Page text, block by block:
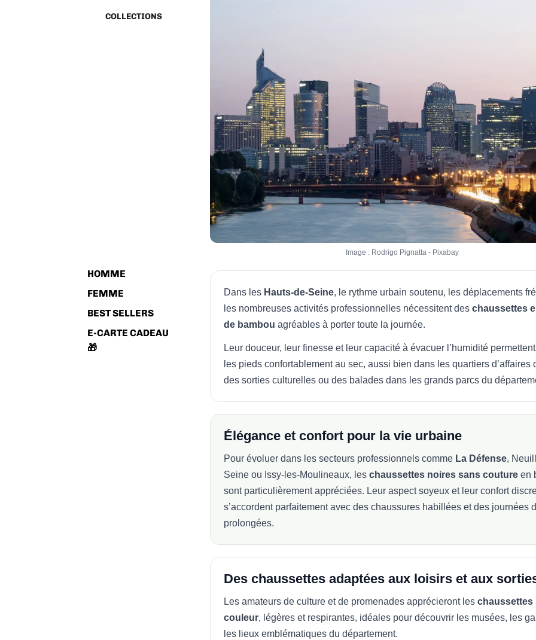
COLLECTIONS
HOMME
FEMME
BEST SELLERS
E-CARTE CADEAU
🎁
Image : Rodrigo Pignatta - Pixabay
Dans les Hauts-de-Seine, le rythme urbain soutenu, les déplacements
les nombreuses activités professionnelles nécessitent des chaussettes
de bambou agréables à porter toute la journée.
Leur douceur, leur finesse et leur capacité à évacuer l’humidité
les pieds confortablement au sec, aussi bien dans les quartiers d’affaires
des sorties culturelles ou des balades dans les grands parcs du
Élégance et confort pour la vie urbaine
Pour évoluer dans les secteurs professionnels comme La Défense,
Seine ou Issy-les-Moulineaux, les chaussettes noires sans couture en
sont particulièrement appréciées. Leur aspect soyeux et leur confort
s’accordent parfaitement avec des chaussures habillées et des journées
prolongées.
Des chaussettes adaptées aux loisirs et aux
Les amateurs de culture et de promenades apprécieront les chaussettes
couleur, légères et respirantes, idéales pour découvrir les musées, les
les lieux emblématiques du département.